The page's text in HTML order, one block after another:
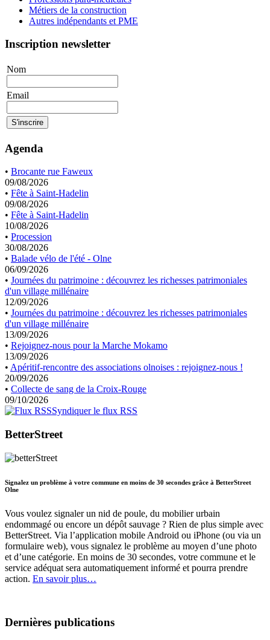
Métiers de la construction
Autres indépendants et PME
Inscription newsletter
Nom
Email
Agenda
• Brocante rue Faweux
09/08/2026
• Fête à Saint-Hadelin
09/08/2026
• Fête à Saint-Hadelin
10/08/2026
• Procession
30/08/2026
• Balade vélo de l'été - Olne
06/09/2026
• Journées du patrimoine : découvrez les richesses patrimoniales
d'un village millénaire
12/09/2026
• Journées du patrimoine : découvrez les richesses patrimoniales
d'un village millénaire
13/09/2026
• Rejoignez-nous pour la Marche Mokamo
13/09/2026
• Apéritif-rencontre des associations olnoises : rejoignez-nous !
20/09/2026
• Collecte de sang de la Croix-Rouge
09/10/2026
Syndiquer le flux RSS
BetterStreet
Signalez un problème à votre commune en moins de 30 secondes grâce à BetterStreet
Olne
Vous voulez signaler un nid de poule, du mobilier urbain
endommagé ou encore un dépôt sauvage ? Rien de plus simple avec
BetterStreet. Via l’application mobile Android ou iPhone (ou via un
formulaire web), vous signalez le problème au moyen d’une photo
et d’une catégorie. En moins de 30 secondes, votre commune et le
service adéquat sera automatiquement informé et pourra prendre
action. En savoir plus…
Dernières publications